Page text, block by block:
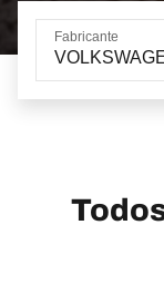
Fabricante